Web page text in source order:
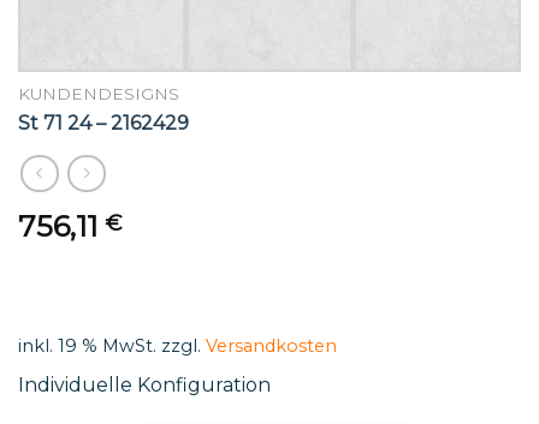
KUNDENDESIGNS
St 71 24 – 2162429
756,11 €
inkl. 19 % MwSt. zzgl. Versandkosten
Individuelle Konfiguration